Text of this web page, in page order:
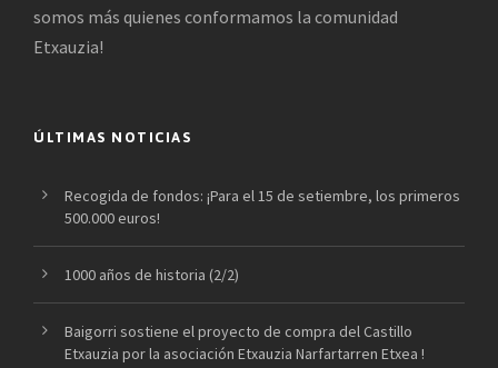
somos más quienes conformamos la comunidad
Etxauzia!
ÚLTIMAS NOTICIAS
Recogida de fondos: ¡Para el 15 de setiembre, los primeros
500.000 euros!
1000 años de historia (2/2)
Baigorri sostiene el proyecto de compra del Castillo
Etxauzia por la asociación Etxauzia Narfartarren Etxea !